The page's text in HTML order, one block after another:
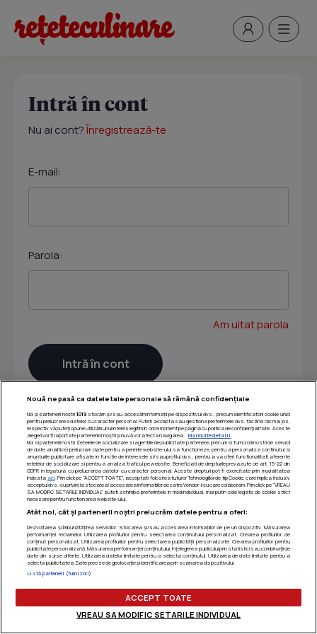
Intră în cont
Nu ai cont?Înregistrează-te
E-mail:
Parola:
Am uitat parola
Nouă ne pasă ca datele tale personale să rămână confidențiale
Noi și partenerii noștri 1019stocăm și/sau accesăm informații pe dispozitivul dvs., precum identificatorii cookie unici
pentru prelucrarea datelor cu caracter personal. Puteți accepta sau gestiona preferințele dvs. făcând clic mai jos,
respectiv vă puteți opune utilizării unui interes legitim în orice moment pe pagina cu politica de confidențialitate. Aceste
alegeri vor fi raportate partenerilor noștri și nu vă vor afecta navigarea.
Mai multe detalii
Noi si partenerii nostri (retelele de socializare si agentiile de publicitate partenere, precum si furnizorii nostri de servicii
de date analitice) prelucram date pentru a permite website-ului sa functioneze, pentru a personaliza continutul si
anunturile publicitare afisate in functie de interesele si/sau profilul dvs., pentru a va oferi functionalitati aferente
retelelor de socializare si pentru a analiza traficul pe website. Beneficiati de drepturile prevazute de art. 15-22 din
GDPR in legatura cu prelucrarea datelor cu caracter personal. Aceste drepturi pot fi exercitate prin modalitatea
indicata aici. Prin click pe “ACCEPT TOATE”, acceptati folosirea tuturor Tehnologiilor de tip Cookie, care implica inclusiv
acceptul dvs. cu privire la stocarea/accesarea informatiilor de catre Vendor-ii cu care colaboram. Prin click pe “VREAU
SA MODIFIC SETARILE INDIVIDUAL” puteti schimba preferintele in mod individual, mai putin cele legate de cookie strict
necesare pentru functionarea website-ului.
Atât noi, cât și partenerii noștri prelucrăm datele pentru a oferi:
Dezvoltarea și îmbunătățirea serviciilor. Stocarea și/sau accesarea informațiilor de pe un dispozitiv. Măsurarea
performanței reclamelor. Utilizarea profilurilor pentru selectarea conținutului personalizat. Crearea profilurilor de
conținut personalizat. Utilizarea profilurilor pentru selectarea publicității personalizate. Crearea profilurilor pentru
publicitate personalizată. Măsurarea performanței conținutului. Înțelegerea publicului prin statistici sau combinații de
date din surse diferite. Utilizarea datelor limitate pentru a selecta conținutul. Utilizarea de date limitate pentru a
selecta publicitatea. Date precise de geolocație și identificarea prin scanarea dispozitivului.
Listă parteneri (furnizori)
ACCEPT TOATE
VREAU SA MODIFIC SETARILE INDIVIDUAL